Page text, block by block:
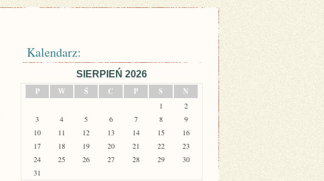
Kalendarz:
SIERPIEŃ 2026
P
W Ś C P S N
1
2
3
4 5 6 7 8
9
10
11 12 13 14 15
16
17
18 19 20 21 22
23
24
25 26 27 28 29
30
31